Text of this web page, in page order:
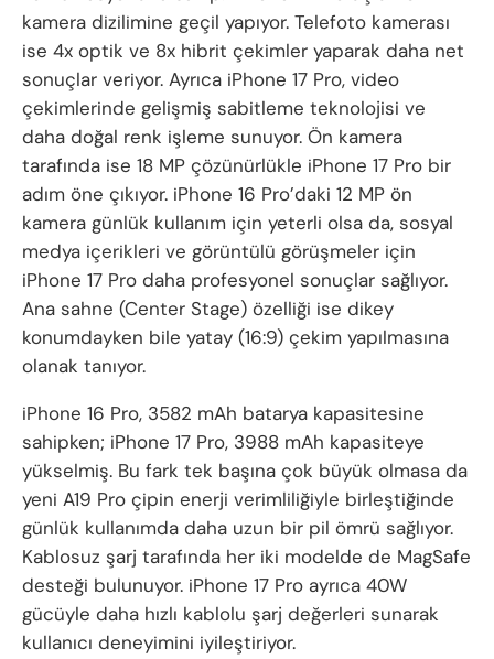
kamera dizilimine geçil yapıyor. Telefoto kamerası
ise 4x optik ve 8x hibrit çekimler yaparak daha net
sonuçlar veriyor. Ayrıca iPhone 17 Pro, video
çekimlerinde gelişmiş sabitleme teknolojisi ve
daha doğal renk işleme sunuyor. Ön kamera
tarafında ise 18 MP çözünürlükle iPhone 17 Pro bir
adım öne çıkıyor. iPhone 16 Pro’daki 12 MP ön
kamera günlük kullanım için yeterli olsa da, sosyal
medya içerikleri ve görüntülü görüşmeler için
iPhone 17 Pro daha profesyonel sonuçlar sağlıyor.
Ana sahne (Center Stage) özelliği ise dikey
konumdayken bile yatay (16:9) çekim yapılmasına
olanak tanıyor.
iPhone 16 Pro, 3582 mAh batarya kapasitesine
sahipken; iPhone 17 Pro, 3988 mAh kapasiteye
yükselmiş. Bu fark tek başına çok büyük olmasa da
yeni A19 Pro çipin enerji verimliliğiyle birleştiğinde
günlük kullanımda daha uzun bir pil ömrü sağlıyor.
Kablosuz şarj tarafında her iki modelde de MagSafe
desteği bulunuyor. iPhone 17 Pro ayrıca 40W
gücüyle daha hızlı kablolu şarj değerleri sunarak
kullanıcı deneyimini iyileştiriyor.